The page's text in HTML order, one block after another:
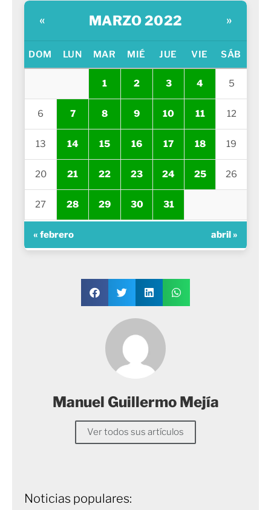
« MARZO 2022 »
DOM LUN MAR MIÉ JUE VIE SÁB
1 2 3 4 5
6 7 8 9 10 11 12
13 14 15 16 17 18 19
20 21 22 23 24 25 26
27 28 29 30 31
« febrero abril »
Manuel Guillermo Mejía
Ver todos sus artículos
Noticias populares: